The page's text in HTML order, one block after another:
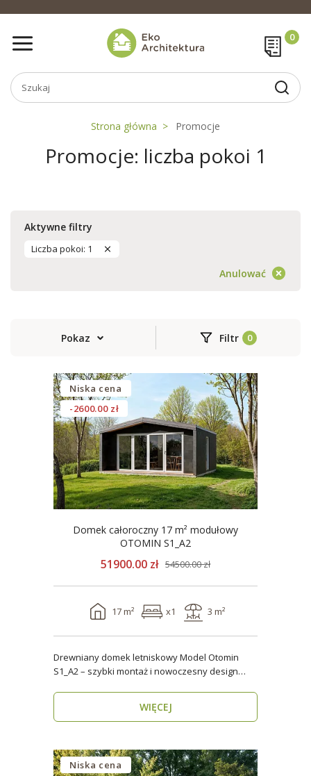
Strona główna Promocje
Promocje: liczba pokoi 1
Aktywne filtry
Liczba pokoi: 1
Anulować
Pokaz Filtr
Niska cena
-2600.00 zł
Domek całoroczny 17 m² modułowy
OTOMIN S1_A2
51900.00 zł 54500.00 zł
17 m² x1 3 m²
Drewniany domek letniskowy Model Otomin
S1_A2 – szybki montaż i nowoczesny design
WIĘCEJ
Niska cena